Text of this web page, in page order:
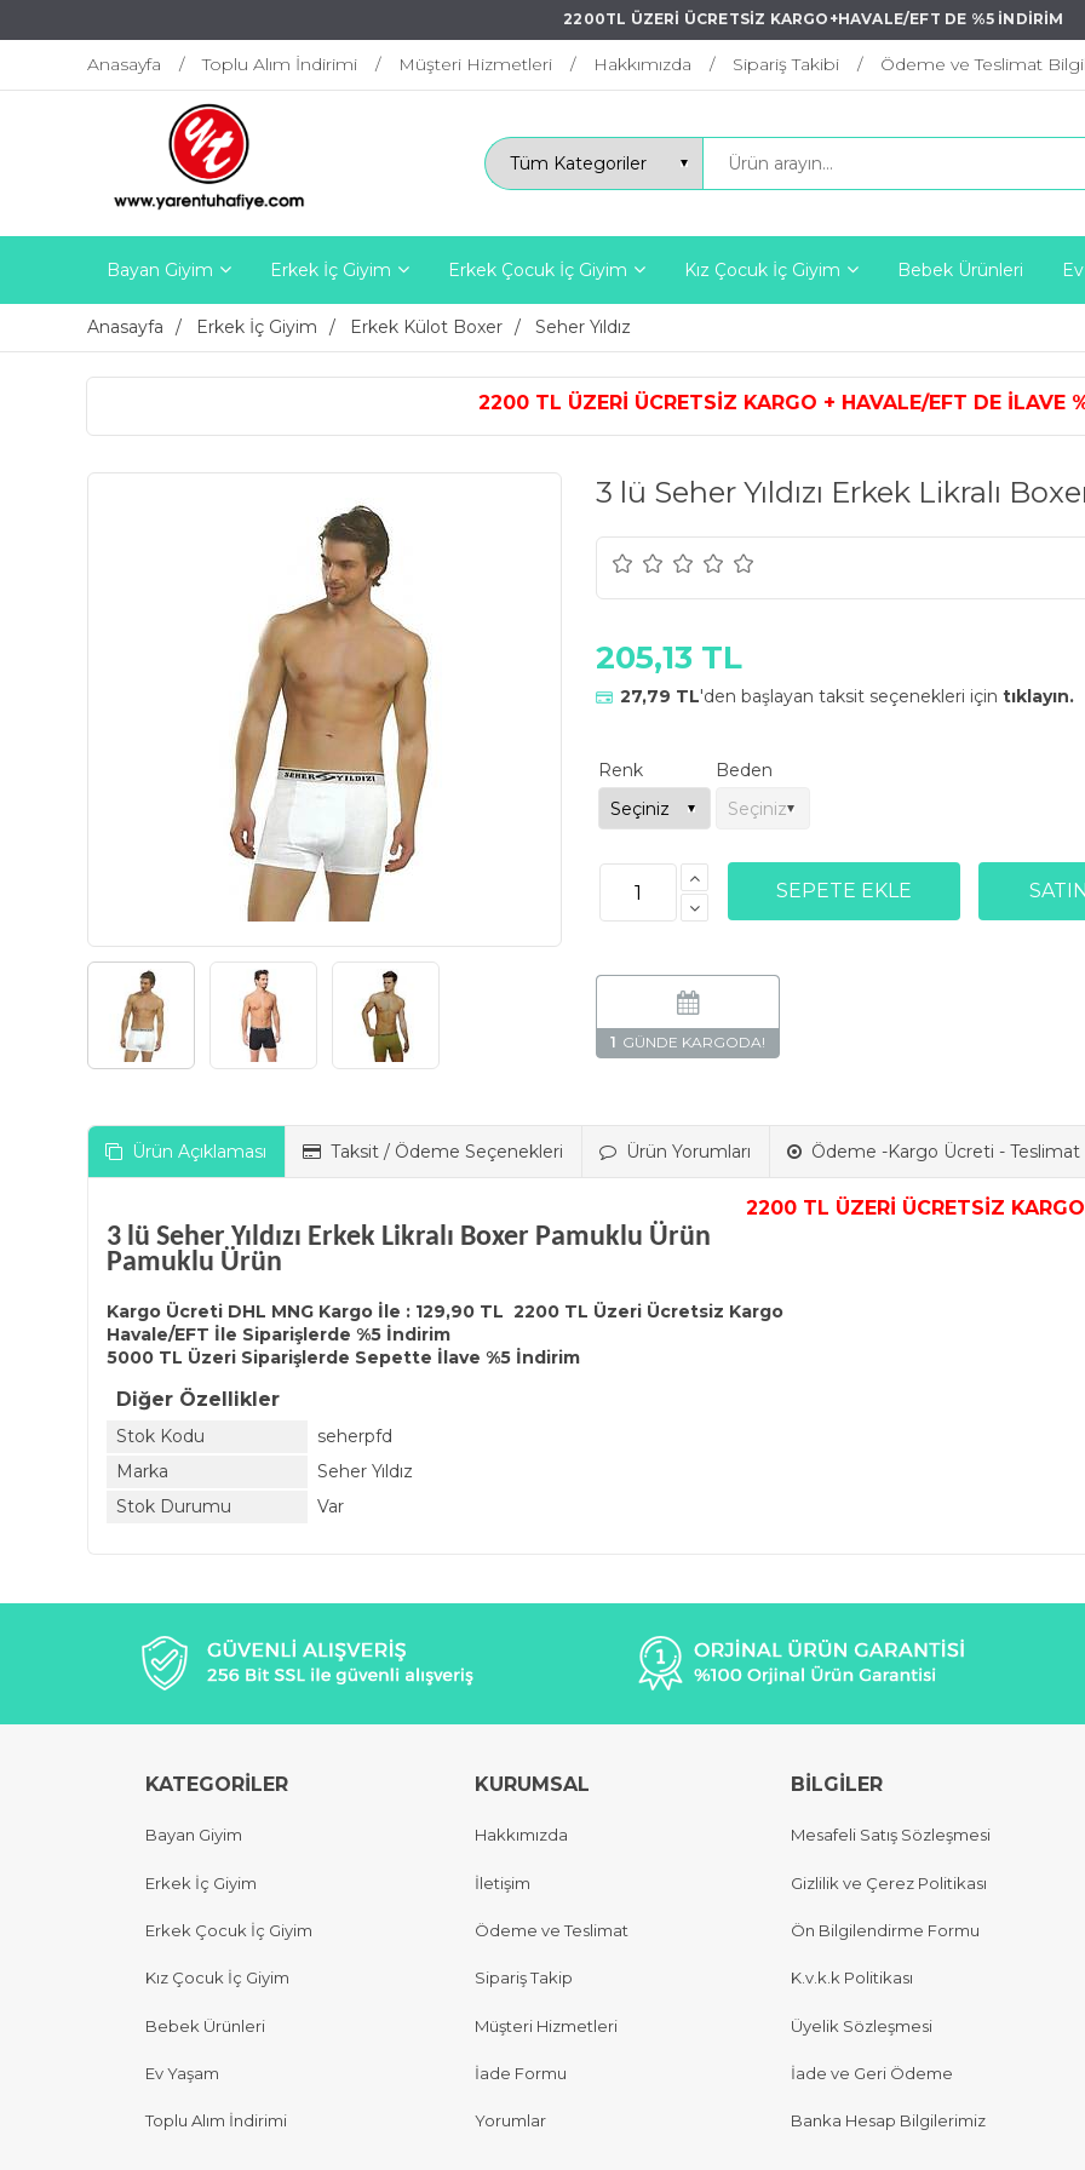
2200TL ÜZERİ ÜCRETSİZ KARGO+HAVALE/EFT DE %5 İNDİRİM
Anasayfa Toplu Alım İndirimi Müşteri Hizmetleri Hakkımızda Sipariş Takibi Ödeme ve Teslimat
Bayan Giyim Erkek İç Giyim Erkek Çocuk İç Giyim Kız Çocuk İç Giyim Bebek Ürünleri
Anasayfa Erkek İç Giyim Erkek Külot Boxer Seher Yıldız
2200 TL ÜZERİ ÜCRETSİZ KARGO + HAVALE/EFT DE İLAVE %5
3 lü Seher Yıldızı Erkek Likralı
205,13 TL
27,79 TL'den başlayan taksit seçenekleri için tıklayın.
Renk Beden
1
Ürün Açıklaması Taksit / Ödeme Seçenekleri Ürün Yorumları Ödeme -Kargo Ücreti - Teslimat
2200 TL ÜZERİ ÜCRETSİZ KARGO
3 lü Seher Yıldızı Erkek Likralı Boxer Pamuklu Ürün
Pamuklu Ürün
Kargo Ücreti DHL MNG Kargo İle : 129,90 TL 2200 TL Üzeri Ücretsiz Kargo
Havale/EFT İle Siparişlerde %5 İndirim
5000 TL Üzeri Siparişlerde Sepette İlave %5 İndirim
Diğer Özellikler
Stok Kodu
seherpfd
Marka
Seher Yıldız
Stok Durumu
Var
KATEGORİLER
Bayan Giyim
Erkek İç Giyim
Erkek Çocuk İç Giyim
Kız Çocuk İç Giyim
Bebek Ürünleri
Ev Yaşam
Toplu Alım İndirimi
KURUMSAL
Hakkımızda
İletişim
Ödeme ve Teslimat
Sipariş Takip
Müşteri Hizmetleri
İade Formu
Yorumlar
BİLGİLER
Mesafeli Satış Sözleşmesi
Gizlilik ve Çerez Politikası
Ön Bilgilendirme Formu
K.v.k.k Politikası
Üyelik Sözleşmesi
İade ve Geri Ödeme
Banka Hesap Bilgilerimiz